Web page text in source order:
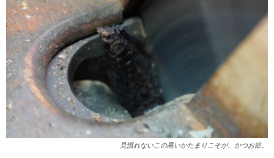
見慣れないこの黒いかたまりこそが、かつお節。